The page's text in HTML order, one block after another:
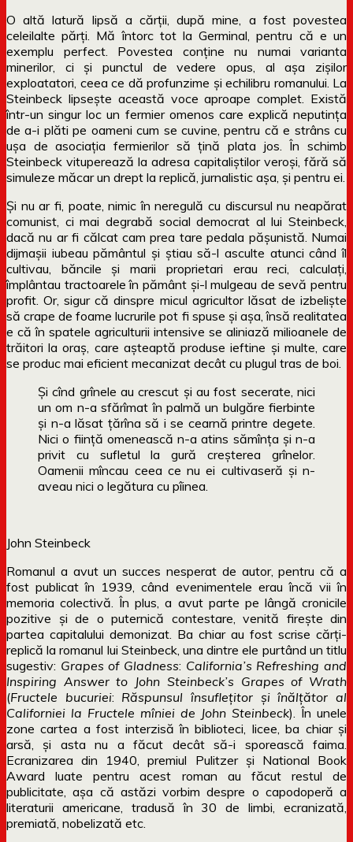
O altă latură lipsă a cărții, după mine, a fost povestea
celeilalte părți. Mă întorc tot la Germinal, pentru că e un
exemplu perfect. Povestea conține nu numai varianta
minerilor, ci și punctul de vedere opus, al așa zișilor
exploatatori, ceea ce dă profunzime și echilibru romanului. La
Steinbeck lipsește această voce aproape complet. Există
într-un singur loc un fermier omenos care explică neputința
de a-i plăti pe oameni cum se cuvine, pentru că e strâns cu
ușa de asociația fermierilor să țină plata jos. În schimb
Steinbeck vituperează la adresa capitaliștilor veroși, fără să
simuleze măcar un drept la replică, jurnalistic așa, și pentru ei.
Și nu ar fi, poate, nimic în neregulă cu discursul nu neapărat
comunist, ci mai degrabă social democrat al lui Steinbeck,
dacă nu ar fi călcat cam prea tare pedala pășunistă. Numai
dijmașii iubeau pământul și știau să-l asculte atunci când îl
cultivau, băncile și marii proprietari erau reci, calculați,
împlântau tractoarele în pământ și-l mulgeau de sevă pentru
profit. Or, sigur că dinspre micul agricultor lăsat de izbeliște
să crape de foame lucrurile pot fi spuse și așa, însă realitatea
e că în spatele agriculturii intensive se aliniază milioanele de
trăitori la oraș, care așteaptă produse ieftine și multe, care
se produc mai eficient mecanizat decât cu plugul tras de boi.
Şi cînd grînele au crescut şi au fost secerate, nici
un om n-a sfărîmat în palmă un bulgăre fierbinte
şi n-a lăsat ţărîna să i se cearnă printre degete.
Nici o fiinţă omenească n-a atins sămînţa şi n-a
privit cu sufletul la gură creşterea grînelor.
Oamenii mîncau ceea ce nu ei cultivaseră şi n-
aveau nici o legătura cu pîinea.
John Steinbeck
Romanul a avut un succes nesperat de autor, pentru că a
fost publicat în 1939, când evenimentele erau încă vii în
memoria colectivă. În plus, a avut parte pe lângă cronicile
pozitive și de o puternică contestare, venită firește din
partea capitalului demonizat. Ba chiar au fost scrise cărți-
replică la romanul lui Steinbeck, una dintre ele purtând un titlu
sugestiv: Grapes of Gladness: California’s Refreshing and
Inspiring Answer to John Steinbeck’s Grapes of Wrath
(Fructele bucuriei: Răspunsul însufleţitor şi înălţător al
Californiei la Fructele mîniei de John Steinbeck). În unele
zone cartea a fost interzisă în biblioteci, licee, ba chiar și
arsă, și asta nu a făcut decât să-i sporească faima.
Ecranizarea din 1940, premiul Pulitzer și National Book
Award luate pentru acest roman au făcut restul de
publicitate, așa că astăzi vorbim despre o capodoperă a
literaturii americane, tradusă în 30 de limbi, ecranizată,
premiată, nobelizată etc.